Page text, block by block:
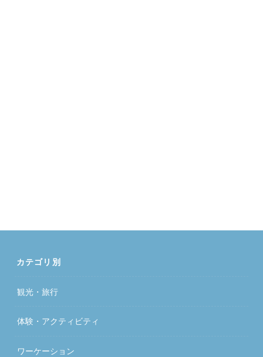
カテゴリ別
観光・旅行
体験・アクティビティ
ワーケーション